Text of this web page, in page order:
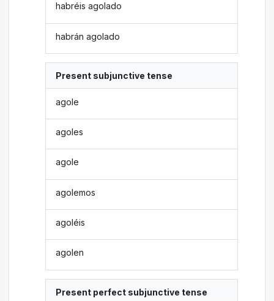
habréis agolado
habrán agolado
Present subjunctive tense
agole
agoles
agole
agolemos
agoléis
agolen
Present perfect subjunctive tense